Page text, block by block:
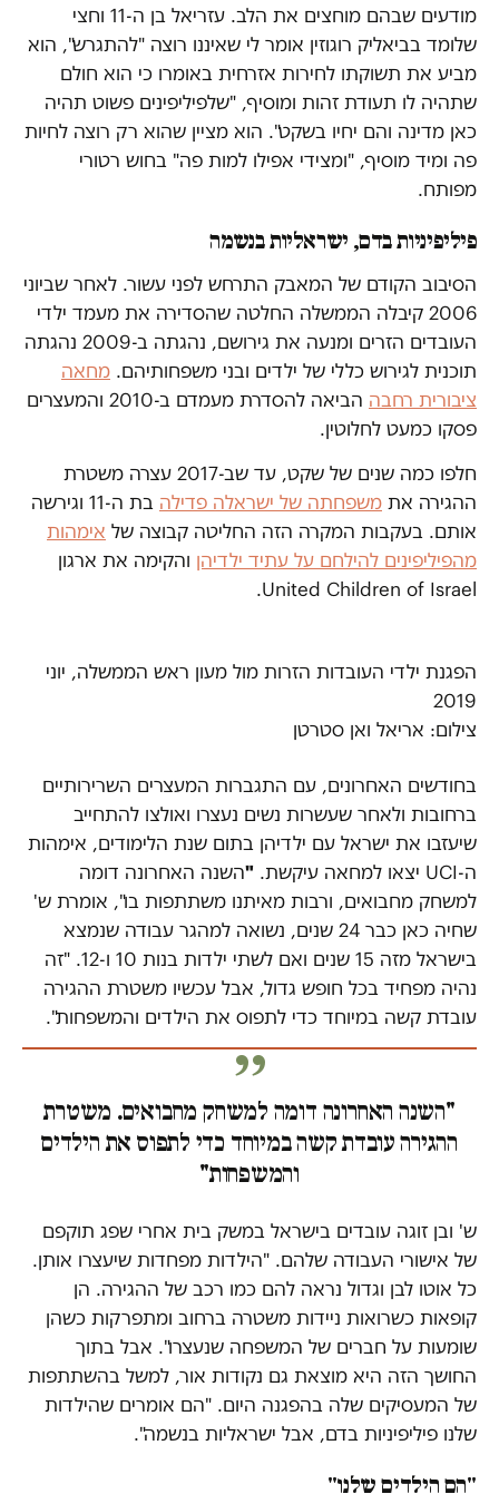
מודעים שבהם מוחצים את הלב. עזריאל בן ה-11 וחצי
שלומד בביאליק רוגוזין אומר לי שאיננו רוצה "להתגרש", הוא
מביע את תשוקתו לחירות אזרחית באומרו כי הוא חולם
שתהיה לו תעודת זהות ומוסיף, "שלפיליפינים פשוט תהיה
כאן מדינה והם יחיו בשקט". הוא מציין שהוא רק רוצה לחיות
פה ומיד מוסיף, "ומצידי אפילו למות פה" בחוש רטורי
מפותח.
פיליפיניות בדם, ישראליות בנשמה
הסיבוב הקודם של המאבק התרחש לפני עשור. לאחר שביוני
2006 קיבלה הממשלה החלטה שהסדירה את מעמד ילדי
העובדים הזרים ומנעה את גירושם, נהגתה ב-2009 נהגתה
תוכנית לגירוש כללי של ילדים ובני משפחותיהם. מחאה
ציבורית רחבה
הביאה להסדרת מעמדם ב-2010 והמעצרים
פסקו כמעט לחלוטין.
חלפו כמה שנים של שקט, עד שב-2017 עצרה משטרת
ההגירה את משפחתה של ישראלה פדילה
בת ה-11 וגירשה
אותם. בעקבות המקרה הזה החליטה קבוצה של אימהות
מהפיליפינים להילחם על עתיד ילדיהן והקימה את ארגון
United Children of Israel.
הפגנת ילדי העובדות הזרות מול מעון ראש הממשלה, יוני
2019
צילום: אריאל ואן סטרטן
בחודשים האחרונים, עם התגברות המעצרים השרירותיים
ברחובות ולאחר שעשרות נשים נעצרו ואולצו להתחייב
שיעזבו את ישראל עם ילדיהן בתום שנת הלימודים, אימהות
ה-UCI יצאו למחאה עיקשת.
"השנה האחרונה דומה
למשחק מחבואים, ורבות מאיתנו משתתפות בו", אומרת ש'
שחיה כאן כבר 24 שנים, נשואה למהגר עבודה שנמצא
בישראל מזה 15 שנים ואם לשתי ילדות בנות 10 ו-12. "זה
נהיה מפחיד בכל חופש גדול, אבל עכשיו משטרת ההגירה
עובדת קשה במיוחד כדי לתפוס את הילדים והמשפחות".
"השנה האחרונה דומה למשחק מחבואים. משטרת
ההגירה עובדת קשה במיוחד כדי לתפוס את הילדים
והמשפחות"
ש' ובן זוגה עובדים בישראל במשק בית אחרי שפג תוקפם
של אישורי העבודה שלהם. "הילדות מפחדות שיעצרו אותן.
כל אוטו לבן וגדול נראה להם כמו רכב של ההגירה. הן
קופאות כשרואות ניידות משטרה ברחוב ומתפרקות כשהן
שומעות על חברים של המשפחה שנעצרו". אבל בתוך
החושך הזה היא מוצאת גם נקודות אור, למשל בהשתתפות
של המעסיקים שלה בהפגנה היום. "הם אומרים שהילדות
שלנו פיליפיניות בדם, אבל ישראליות בנשמה".
"הם הילדים שלנו"